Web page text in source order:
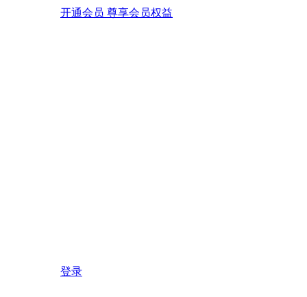
开通会员 尊享会员权益
登录